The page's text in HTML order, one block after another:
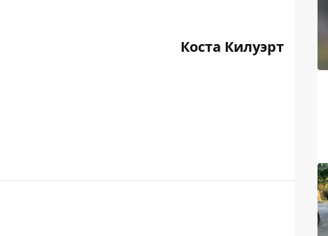
Коста Килуэрт